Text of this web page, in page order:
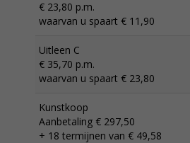
€ 23,80 p.m.
waarvan u spaart € 11,90
Uitleen C
€ 35,70 p.m.
waarvan u spaart € 23,80
Kunstkoop
Aanbetaling € 297,50
+ 18 termijnen van € 49,58